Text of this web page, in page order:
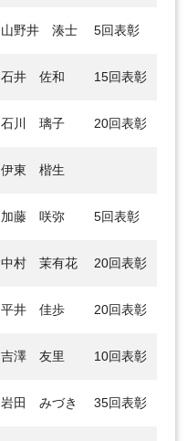
山野井 湊士 5回表彰
石井 佐和 15回表彰
石川 璃子 20回表彰
伊東 楷生
加藤 咲弥 5回表彰
中村 茉有花 20回表彰
平井 佳歩 20回表彰
吉澤 友里 10回表彰
岩田 みづき 35回表彰